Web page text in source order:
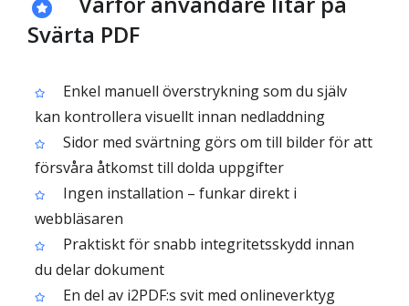
Svärta PDF
Enkel manuell överstrykning som du själv
kan kontrollera visuellt innan nedladdning
Sidor med svärtning görs om till bilder för att
försvåra åtkomst till dolda uppgifter
Ingen installation – funkar direkt i
webbläsaren
Praktiskt för snabb integritetsskydd innan
du delar dokument
En del av i2PDF:s svit med onlineverktyg